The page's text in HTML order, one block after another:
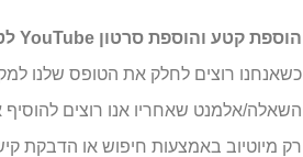
הוספת קטע והוספת סרטון YouTube לטופס גוגל
כשאנחנו רוצים לחלק את הטופס שלנו
השאלה/אלמנט שאחריו אנו רוצים להוסיף
רק מיוטיוב באמצעות חיפוש או הדבקת